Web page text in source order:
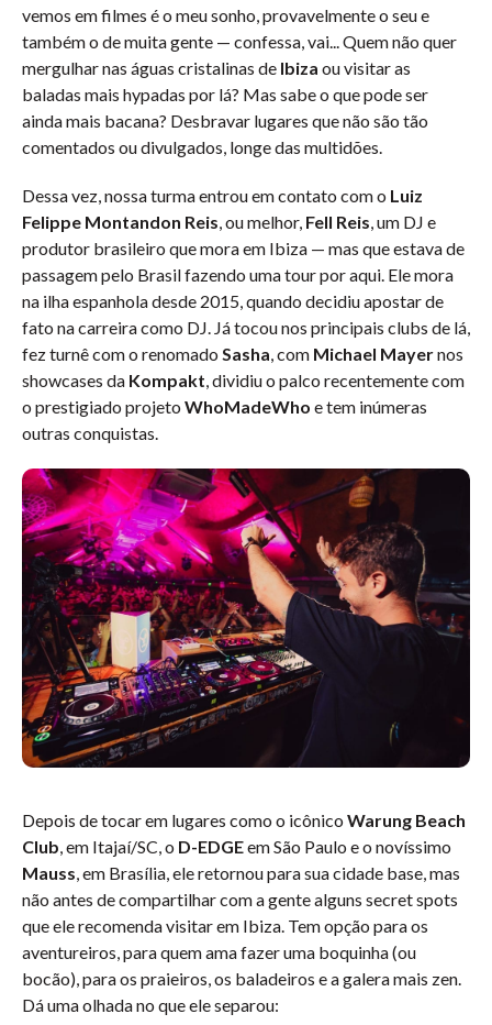
vemos em filmes é o meu sonho, provavelmente o seu e
também o de muita gente — confessa, vai... Quem não quer
mergulhar nas águas cristalinas de Ibiza ou visitar as
baladas mais hypadas por lá? Mas sabe o que pode ser
ainda mais bacana? Desbravar lugares que não são tão
comentados ou divulgados, longe das multidões.
Dessa vez, nossa turma entrou em contato com o Luiz
Felippe Montandon Reis, ou melhor, Fell Reis, um DJ e
produtor brasileiro que mora em Ibiza — mas que estava de
passagem pelo Brasil fazendo uma tour por aqui. Ele mora
na ilha espanhola desde 2015, quando decidiu apostar de
fato na carreira como DJ. Já tocou nos principais clubs de lá,
fez turnê com o renomado Sasha, com Michael Mayernos
showcases da Kompakt, dividiu o palco recentemente com
o prestigiado projeto WhoMadeWho e tem inúmeras
outras conquistas.
Depois de tocar em lugares como o icônico Warung Beach
Club, em Itajaí/SC, o D-EDGEem São Paulo e o novíssimo
Mauss, em Brasília, ele retornou para sua cidade base, mas
não antes de compartilhar com a gente alguns secret spots
que ele recomenda visitar em Ibiza. Tem opção para os
aventureiros, para quem ama fazer uma boquinha (ou
bocão), para os praieiros, os baladeiros e a galera mais zen.
Dá uma olhada no que ele separou: